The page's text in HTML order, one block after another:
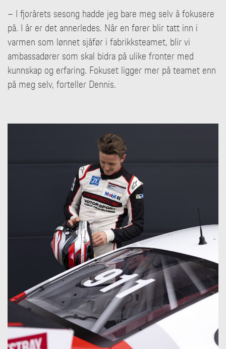
– I fjorårets sesong hadde jeg bare meg selv å fokusere
på. I år er det annerledes. Når en fører blir tatt inn i
varmen som lønnet sjåfør i fabrikksteamet, blir vi
ambassadører som skal bidra på ulike fronter med
kunnskap og erfaring. Fokuset ligger mer på teamet enn
på meg selv, forteller Dennis.